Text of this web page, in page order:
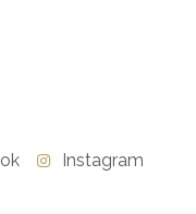
Instagram